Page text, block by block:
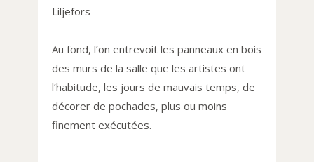
Liljefors
Au fond, l’on entrevoit les panneaux en bois
des murs de la salle que les artistes ont
l’habitude, les jours de mauvais temps, de
décorer de pochades, plus ou moins
finement exécutées.